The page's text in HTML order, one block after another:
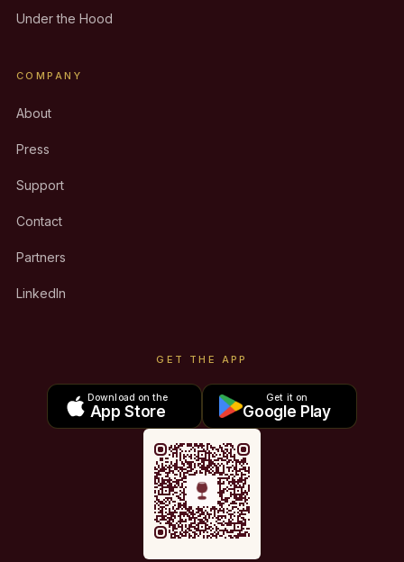
Under the Hood
COMPANY
About
Press
Support
Contact
Partners
LinkedIn
GET THE APP
Download on the
App Store
Get it on
Google Play